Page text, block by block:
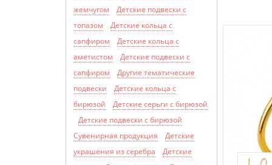
жемчугом
Детские подвески с
топазом
Детские кольца с
сапфиром
Детские кольца с
аметистом
Детские подвески с
сапфиром
Другие тематические
подвески
Детские кольца с
бирюзой
Детские серьги с бирюзой
Детские подвески с бирюзой
Сувенирная продукция
Детские
украшения из серебра
Детские